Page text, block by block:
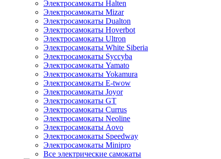
Электросамокаты Halten
Электросамокаты Mizar
Электросамокаты Dualton
Электросамокаты Hoverbot
Электросамокаты Ultron
Электросамокаты White Siberia
Электросамокаты Syccyba
Электросамокаты Yamato
Электросамокаты Yokamura
Электросамокаты E-twow
Электросамокаты Joyor
Электросамокаты GT
Электросамокаты Currus
Электросамокаты Neoline
Электросамокаты Aovo
Электросамокаты Speedway
Электросамокаты Minipro
Все электрические самокаты